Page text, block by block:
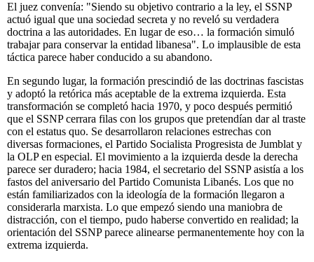
El juez convenía: "Siendo su objetivo contrario a la ley, el SSNP
actuó igual que una sociedad secreta y no reveló su verdadera
doctrina a las autoridades. En lugar de eso… la formación simuló
trabajar para conservar la entidad libanesa". Lo implausible de esta
táctica parece haber conducido a su abandono.
En segundo lugar, la formación prescindió de las doctrinas fascistas
y adoptó la retórica más aceptable de la extrema izquierda. Esta
transformación se completó hacia 1970, y poco después permitió
que el SSNP cerrara filas con los grupos que pretendían dar al traste
con el estatus quo. Se desarrollaron relaciones estrechas con
diversas formaciones, el Partido Socialista Progresista de Jumblat y
la OLP en especial. El movimiento a la izquierda desde la derecha
parece ser duradero; hacia 1984, el secretario del SSNP asistía a los
fastos del aniversario del Partido Comunista Libanés. Los que no
están familiarizados con la ideología de la formación llegaron a
considerarla marxista. Lo que empezó siendo una maniobra de
distracción, con el tiempo, pudo haberse convertido en realidad; la
orientación del SSNP parece alinearse permanentemente hoy con la
extrema izquierda.